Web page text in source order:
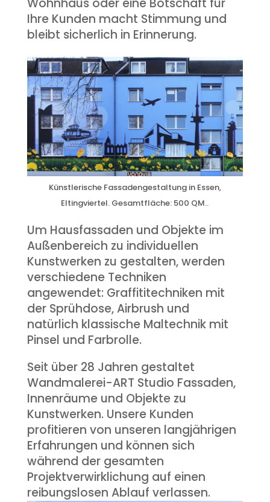
Wohnhaus oder eine Botschaft für
Ihre Kunden macht Stimmung und
bleibt sicherlich in Erinnerung.
Künstlerische Fassadengestaltung in Essen,
Eltingviertel. Gesamtfläche: 500 QM..
Um Hausfassaden und Objekte im
Außenbereich zu individuellen
Kunstwerken zu gestalten, werden
verschiedene Techniken
angewendet: Graffititechniken mit
der Sprühdose, Airbrush und
natürlich klassische Maltechnik mit
Pinsel und Farbrolle.
Seit über 28 Jahren gestaltet
Wandmalerei-ART Studio Fassaden,
Innenräume und Objekte zu
Kunstwerken. Unsere Kunden
profitieren von unseren langjährigen
Erfahrungen und können sich
während der gesamten
Projektverwirklichung auf einen
reibungslosen Ablauf verlassen.